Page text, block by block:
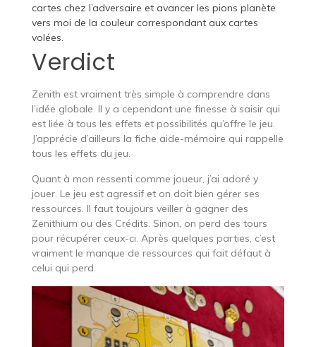
cartes chez l’adversaire et avancer les pions planète
vers moi de la couleur correspondant aux cartes
volées.
Verdict
Zenith est vraiment très simple à comprendre dans
l’idée globale. Il y a cependant une finesse à saisir qui
est liée à tous les effets et possibilités qu’offre le jeu.
J’apprécie d’ailleurs la fiche aide-mémoire qui rappelle
tous les effets du jeu.
Quant à mon ressenti comme joueur, j’ai adoré y
jouer. Le jeu est agressif et on doit bien gérer ses
ressources. Il faut toujours veiller à gagner des
Zenithium ou des Crédits. Sinon, on perd des tours
pour récupérer ceux-ci. Après quelques parties, c’est
vraiment le manque de ressources qui fait défaut à
celui qui perd.